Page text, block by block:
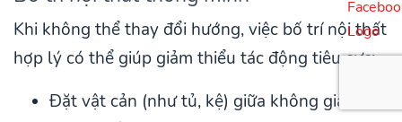
Khi không thể thay đổi hướng, việc bố trí nội thất
hợp lý có thể giúp giảm thiểu tác động tiêu cực:
Đặt vật cản (như tủ, kệ) giữa không gian và